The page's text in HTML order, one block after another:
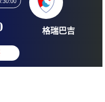
06-03 23:30:00
0 : 0